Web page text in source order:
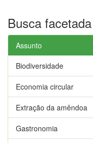
Busca facetada
Assunto
Biodiversidade
Economia circular
Extração da amêndoa
Gastronomia